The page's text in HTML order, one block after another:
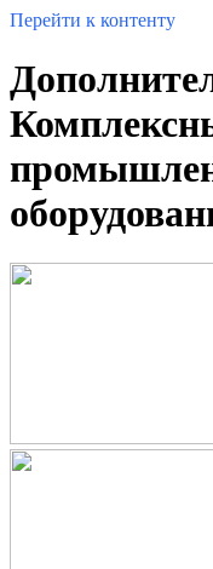
Перейти к контенту